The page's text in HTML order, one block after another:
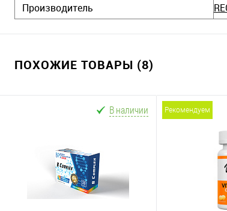
Производитель
ПОХОЖИЕ ТОВАРЫ (8)
В наличии рекомендуем